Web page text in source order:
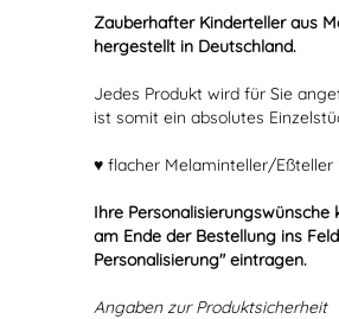
Zauberhafter Kinderteller aus
hergestellt in Deutschland.
Jedes Produkt wird für Sie
ist somit ein absolutes
♥ flacher Melaminteller/Eßteller
Ihre Personalisierungswünsche
am Ende der Bestellung ins
Personalisierung" eintragen.
Angaben zur Produktsicherheit